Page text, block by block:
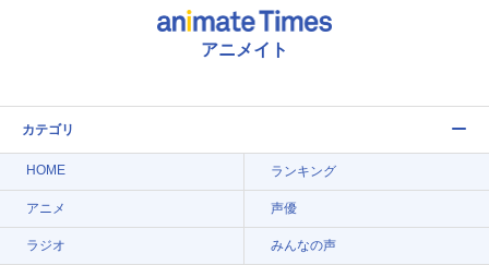
アニメイト
カテゴリ
HOME ランキング
アニメ 声優
ラジオ みんなの声